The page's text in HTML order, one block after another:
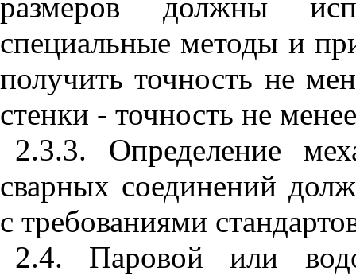
специальные методы и
получить точность не
стенки - точность не
2.3.3. Определение
сварных соединений
с требованиями
2.4. Паровой или